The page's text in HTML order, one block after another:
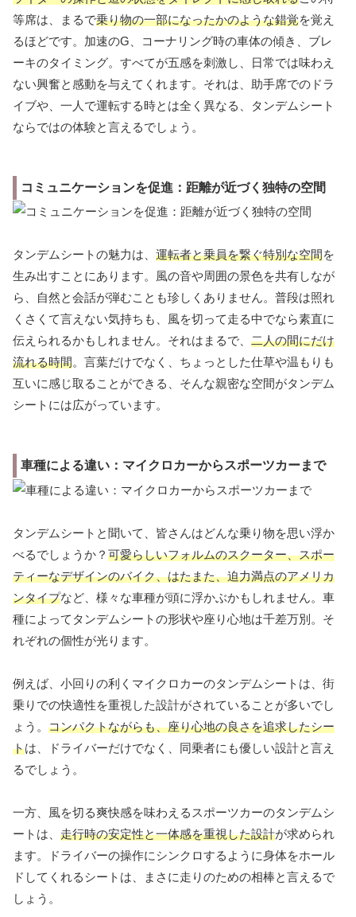
等席は、まるで乗り物の一部になったかのような錯覚を覚え
るほどです。加速のG、コーナリング時の車体の傾き、ブレ
ーキのタイミング。すべてが五感を刺激し、日常では味わえ
ない興奮と感動を与えてくれます。それは、助手席でのドラ
イブや、一人で運転する時とは全く異なる、タンデムシート
ならではの体験と言えるでしょう。
コミュニケーションを促進：距離が近づく独特の空間
タンデムシートの魅力は、 運転者と乗員を繋ぐ特別な空間を
生み出すことにあります。風の音や周囲の景色を共有しなが
ら、自然と会話が弾むことも珍しくありません。普段は照れ
くさくて言えない気持ちも、風を切って走る中でなら素直に
伝えられるかもしれません。それはまるで、 二人の間にだけ
流れる時間。言葉だけでなく、ちょっとした仕草や温もりも
互いに感じ取ることができる、そんな親密な空間がタンデム
シートには広がっています。
車種による違い：マイクロカーからスポーツカーまで
タンデムシートと聞いて、皆さんはどんな乗り物を思い浮か
べるでしょうか？ 可愛らしいフォルムのスクーター、スポー
ティーなデザインのバイク、はたまた、迫力満点のアメリカ
ンタイプなど、様々な車種が頭に浮かぶかもしれません。車
種によってタンデムシートの形状や座り心地は千差万別。そ
れぞれの個性が光ります。
例えば、小回りの利くマイクロカーのタンデムシートは、街
乗りでの快適性を重視した設計がされていることが多いでし
ょう。 コンパクトながらも、座り心地の良さを追求したシー
トは、ドライバーだけでなく、同乗者にも優しい設計と言え
るでしょう。
一方、風を切る爽快感を味わえるスポーツカーのタンデムシ
ートは、 走行時の安定性と一体感を重視した設計が求められ
ます。ドライバーの操作にシンクロするように身体をホール
ドしてくれるシートは、まさに走りのための相棒と言えるで
しょう。